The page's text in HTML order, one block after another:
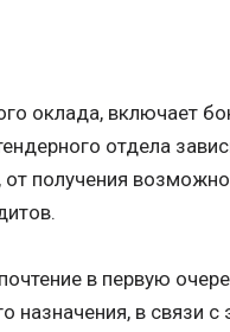
оклада, включает
отдела
получения
в первую
в связи с